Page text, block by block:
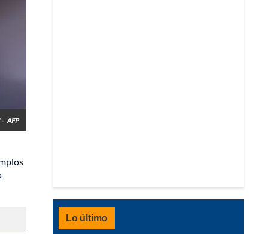
- AFP
Lo último